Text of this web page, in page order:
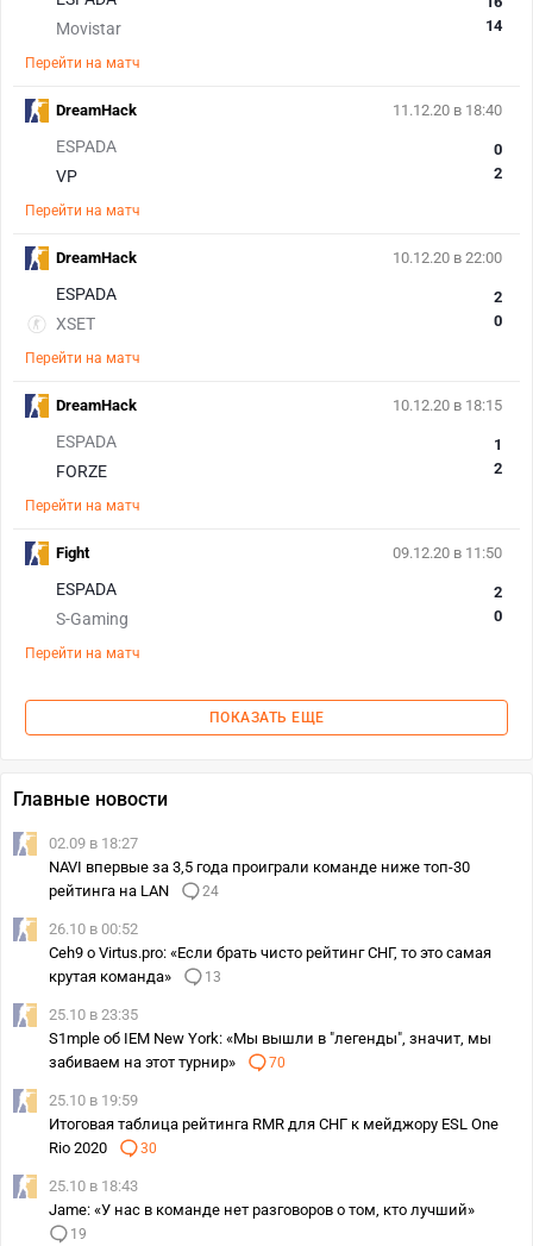
Movistar
14
Перейти на матч
11.12.20 в 18:40
ESPADA
VP
0
2
Перейти на матч
DreamHack
10.12.20 в 22:00
ESPADA
XSET
2
0
Перейти на матч
DreamHack
10.12.20 в 18:15
ESPADA
FORZE
1
2
Перейти на матч
DreamHack
09.12.20 в 11:50
ESPADA
S-Gaming
2
0
Перейти на матч
Fight
ПОКАЗАТЬ ЕЩЕ
Главные новости
02.09 в 18:27
NAVI впервые за 3,5 года проиграли команде ниже топ-30
рейтинга на LAN
24
26.10 в 00:52
Ceh9 о Virtus.pro: «Если брать чисто рейтинг СНГ, то это самая
крутая команда»
13
25.10 в 23:35
S1mple об IEM New York: «Мы вышли в "легенды", значит, мы
забиваем на этот турнир»
70
25.10 в 19:59
Итоговая таблица рейтинга RMR для СНГ к мейджору ESL One
Rio 2020
30
25.10 в 18:43
Jame: «У нас в команде нет разговоров о том, кто лучший»
19